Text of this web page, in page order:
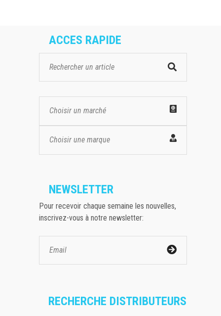
ACCES RAPIDE
Choisir un marché
Choisir une marque
NEWSLETTER
Pour recevoir chaque semaine les nouvelles,
inscrivez-vous à notre newsletter:
RECHERCHE DISTRIBUTEURS